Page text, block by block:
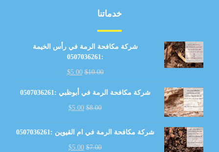
خدماتنا
شركة مكافحة الرمة في رأس الخيمة
:0507036261
$10.00
$5.00
شركة مكافحة الرمة في أبوظبي :0507036261
$8.00
$5.00
شركة مكافحة الرمة في ام القيوين :0507036261
$7.00
$5.00